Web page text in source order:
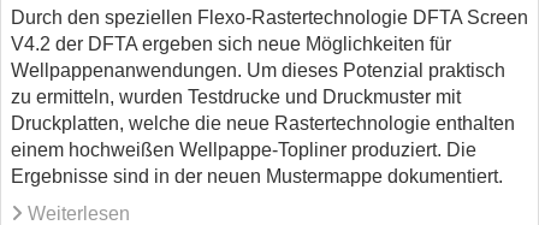
Durch den speziellen Flexo-Rastertechnologie DFTA Screen
V4.2 der DFTA ergeben sich neue Möglichkeiten für
Wellpappenanwendungen. Um dieses Potenzial praktisch
zu ermitteln, wurden Testdrucke und Druckmuster mit
Druckplatten, welche die neue Rastertechnologie enthalten
einem hochweißen Wellpappe-Topliner produziert. Die
Ergebnisse sind in der neuen Mustermappe dokumentiert.
Weiterlesen